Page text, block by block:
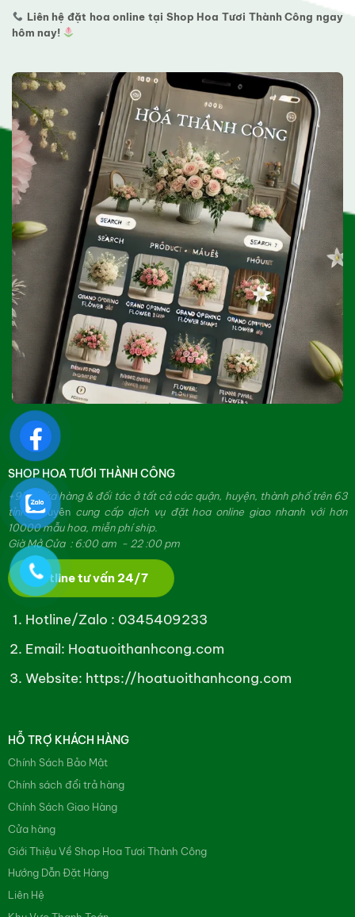
Liên hệ đặt hoa online tại Shop Hoa Tươi Thành Công ngay
hôm nay!
SHOP HOA TƯƠI THÀNH CÔNG
+979 cửa hàng & đối tác ở tất cả các quận, huyện, thành phố trên 63
tỉnh.Chuyêncung cấp dịch vụ đặt hoa online giao nhanh với hơn
10000 mẫu hoa, miễn phí ship.
Giờ Mở Cửa : 6:00 am - 22 :00 pm
Hotline tư vấn 24/7
Hotline/Zalo : 0345409233
Email: Hoatuoithanhcong.com
Website: https://hoatuoithanhcong.com
HỖ TRỢ KHÁCH HÀNG
Chính Sách Bảo Mật
Chính sách đổi trả hàng
Chính Sách Giao Hàng
Cửa hàng
Giới Thiệu Về Shop Hoa Tươi Thành Công
Hướng Dẫn Đặt Hàng
Liên Hệ